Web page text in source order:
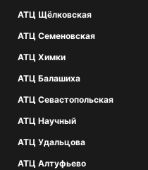
АТЦ Щёлковская
АТЦ Семеновская
АТЦ Химки
АТЦ Балашиха
АТЦ Севастопольская
АТЦ Научный
АТЦ Удальцова
АТЦ Алтуфьево